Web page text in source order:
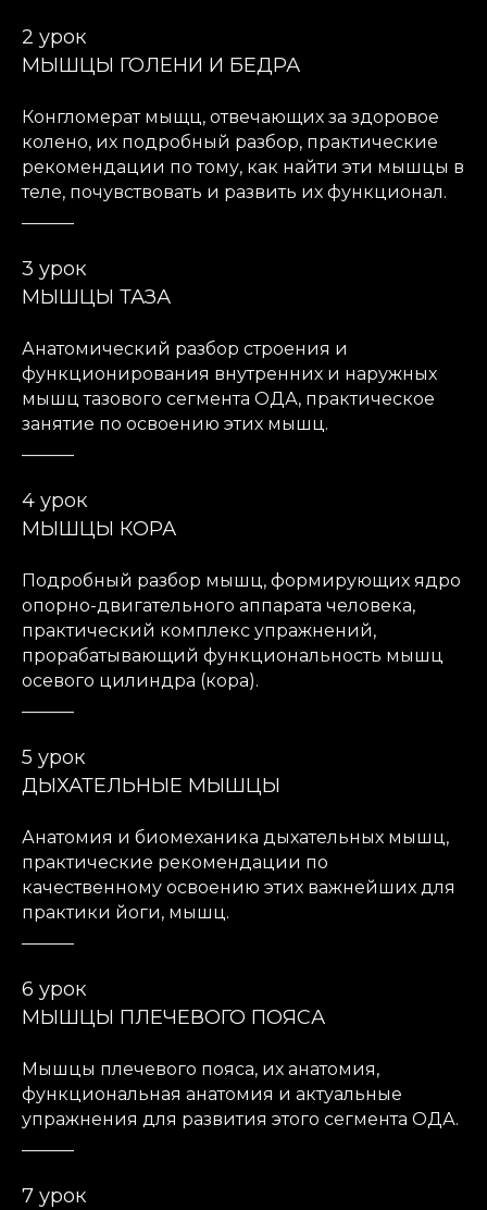
2 урок
МЫШЦЫ ГОЛЕНИ И БЕДРА
Конгломерат мыщц, отвечающих за здоровое
колено, их подробный разбор, практические
рекомендации по тому, как найти эти мышцы в
теле, почувствовать и развить их функционал.
3 урок
МЫШЦЫ ТАЗА
Анатомический разбор строения и
функционирования внутренних и наружных
мышц тазового сегмента ОДА, практическое
занятие по освоению этих мышц.
4 урок
МЫШЦЫ КОРА
Подробный разбор мышц, формирующих ядро
опорно-двигательного аппарата человека,
практический комплекс упражнений,
прорабатывающий функциональность мышц
осевого цилиндра (кора).
5 урок
ДЫХАТЕЛЬНЫЕ МЫШЦЫ
Анатомия и биомеханика дыхательных мышц,
практические рекомендации по
качественному освоению этих важнейших для
практики йоги, мышц.
6 урок
МЫШЦЫ ПЛЕЧЕВОГО ПОЯСА
Мышцы плечевого пояса, их анатомия,
функциональная анатомия и актуальные
упражнения для развития этого сегмента ОДА.
7 урок